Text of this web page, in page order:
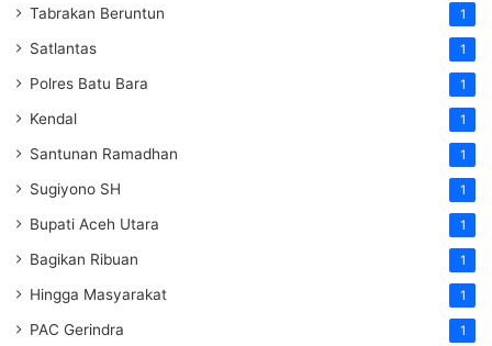
Tabrakan Beruntun 1
Satlantas 1
Polres Batu Bara 1
Kendal 1
Santunan Ramadhan 1
Sugiyono SH 1
Bupati Aceh Utara 1
Bagikan Ribuan 1
Hingga Masyarakat 1
PAC Gerindra 1